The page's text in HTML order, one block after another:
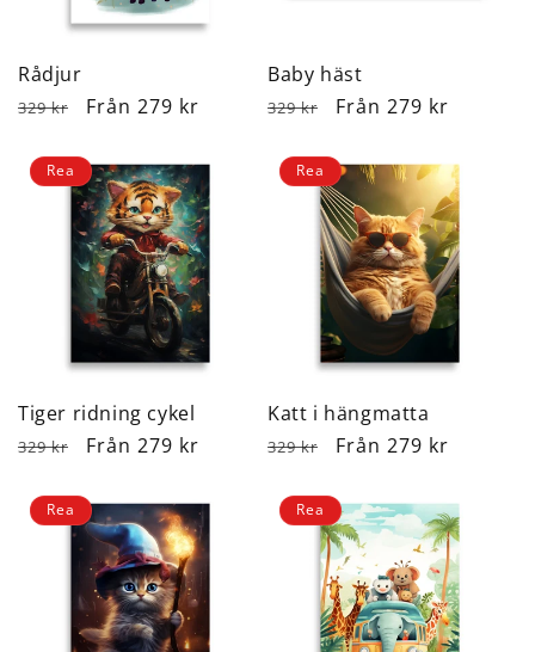
Rådjur
Ordinarie
329 kr Försäljningspris
Från 279 kr
Baby häst
Ordinarie
329 kr Försäljningspris
Från 279 kr
Rea
Tiger ridning cykel
Ordinarie
329 kr Försäljningspris
Från 279 kr
Rea
Katt i hängmatta
Ordinarie
329 kr Försäljningspris
Från 279 kr
Rea Rea